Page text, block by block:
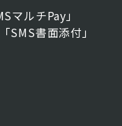
マルチPay」
SMS書面添付」